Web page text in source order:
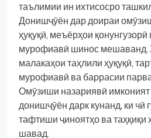
таълимии ин ихтисосро
Донишҷӯён дар доираи
ҳуқуқӣ, меъёрҳои қонунгузорӣ
мурофиавӣ шинос мешаванд.
малакаҳои таҳлили ҳуқуқӣ,
мурофиавӣ ва баррасии
Омӯзиши назариявӣ имконият
донишҷӯён дарк кунанд, ки чӣ
тафтиши ҷиноятҳо ва таҳқиқи
шавад.